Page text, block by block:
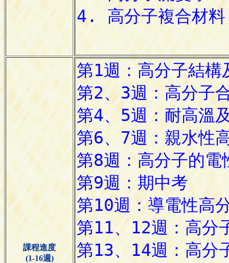
課程進度
(1-16週)